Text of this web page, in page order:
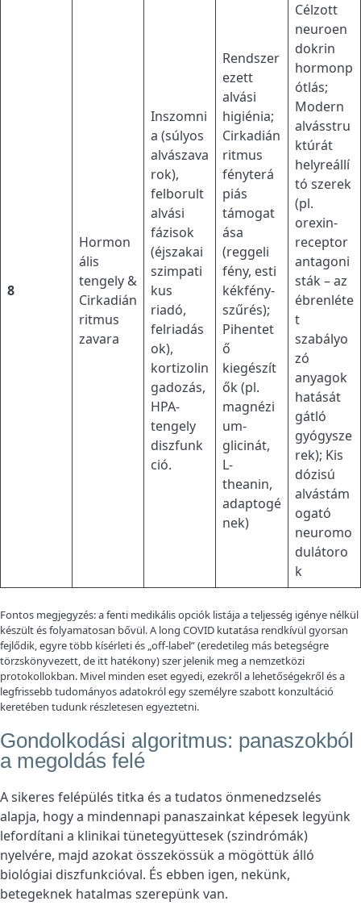
8
Hormon
ális
tengely &
Cirkadián
ritmus
zavara
Inszomni
a (súlyos
alvászava
rok),
felborult
alvási
fázisok
(éjszakai
szimpati
kus
riadó,
felriadás
ok),
kortizolin
gadozás,
HPA-
tengely
diszfunk
ció.
Rendszer
ezett
alvási
higiénia;
Cirkadián
ritmus
fényterá
piás
támogat
ása
(reggeli
fény, esti
kékfény-
szűrés);
Pihentet
ő
kiegészít
ők (pl.
magnézi
um-
glicinát,
L-
theanin,
adaptogé
nek)
Célzott
neuroen
dokrin
hormonp
ótlás;
Modern
alvásstru
ktúrát
helyreállí
tó szerek
(pl.
orexin-
receptor
antagoni
sták – az
ébrenléte
t
szabályo
zó
anyagok
hatását
gátló
gyógysze
rek); Kis
dózisú
alvástám
ogató
neuromo
dulátoro
k
Fontos megjegyzés: a fenti medikális opciók listája a teljesség igénye nélkül
készült és folyamatosan bővül. A long COVID kutatása rendkívül gyorsan
fejlődik, egyre több kísérleti és „off-label” (eredetileg más betegségre
törzskönyvezett, de itt hatékony) szer jelenik meg a nemzetközi
protokollokban. Mivel minden eset egyedi, ezekről a lehetőségekről és a
legfrissebb tudományos adatokról egy személyre szabott konzultáció
keretében tudunk részletesen egyeztetni.
Gondolkodási algoritmus: panaszokból
a megoldás felé
A sikeres felépülés titka és a tudatos önmenedzselés
alapja, hogy a mindennapi panaszainkat képesek legyünk
lefordítani a klinikai tünetegyüttesek (szindrómák)
nyelvére, majd azokat összekössük a mögöttük álló
biológiai diszfunkcióval. És ebben igen, nekünk,
betegeknek hatalmas szerepünk van.